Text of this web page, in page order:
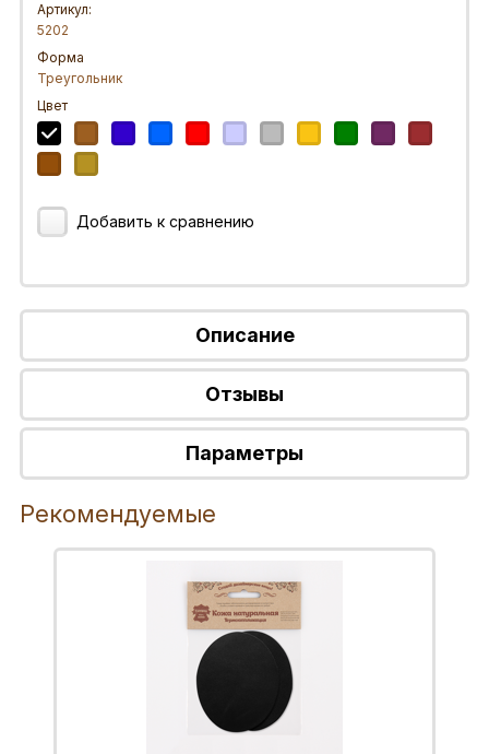
Артикул:
5202
Форма
Треугольник
Цвет
Добавить к сравнению
Описание
Отзывы
Параметры
Рекомендуемые